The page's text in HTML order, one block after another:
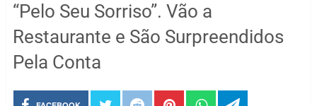
“Pelo Seu Sorriso”. Vão a
Restaurante e São Surpreendidos
Pela Conta